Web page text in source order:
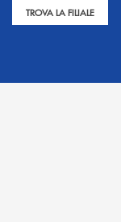
TROVA LA FILIALE